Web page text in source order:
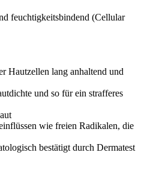
feuchtigkeitsbindend (Cellular
Hautzellen lang anhaltend und
und so für ein strafferes
wie freien Radikalen, die
bestätigt durch Dermatest